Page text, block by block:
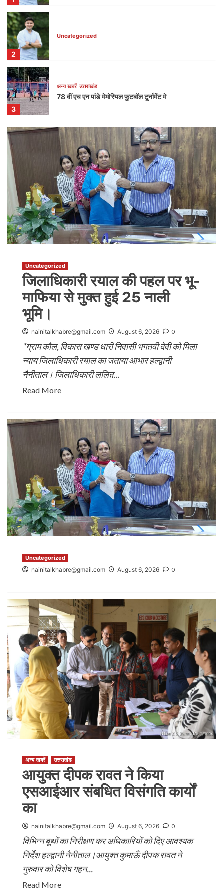
2
Uncategorized
3
अन्य खबरें उत्तराखंड
78 वीं एच एन पांडे मेमोरियल फुटबॉल टूर्नामेंट मे
4
Uncategorized
5
अन्य खबरें उत्तराखंड
राष्ट्रीय कांग्रेस में पूर्व विधायक संजीव आर्य का कद बड़ा
अन्य खबरें उत्तराखंड
78 वीं एच एन पांडे मेमोरियल फुटबॉल टूर्नामेंट मे
4
Uncategorized
अन्य खबरें उत्तराखंड
Uncategorized
जिलाधिकारी रयाल की पहल पर भू-
माफिया से मुक्त हुई 25 नाली
भूमि।
nainitalkhabre@gmail.com August 6, 2026 0
*ग्राम कौल, विकास खण्ड धारी निवासी भगतवी देवी को मिला
न्याय जिलाधिकारी रयाल का जताया आभार हल्द्वानी
नैनीताल। जिलाधिकारी ललित...
Read More
Uncategorized
nainitalkhabre@gmail.com August 6, 2026 0
अन्य खबरें उत्तराखंड
आयुक्त दीपक रावत ने किया
एसआईआर संबधित विसंगति कार्यों
का
nainitalkhabre@gmail.com August 6, 2026 0
विभिन्न बूथों का निरीक्षण कर अधिकारियों को दिए आवश्यक
निर्देश हल्द्वानी नैनीताल।आयुक्त कुमाऊँ दीपक रावत ने
गुरुवार को विशेष गहन...
Read More